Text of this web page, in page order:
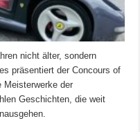
nicht älter, sondern
präsentiert der Concours of
Meisterwerke der
Geschichten, die weit